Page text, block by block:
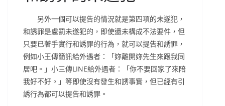
另外一個可以提告的情況就是第四項的未遂犯，
和誘罪是處罰未遂犯的，即使還未構成不法要件，但
只要已著手實行和誘罪的行為，就可以提告和誘罪，
例如小王傳簡訊給外遇者：「妳離開妳先生來跟我同
居吧。」小三傳LINE給外遇者：「你不要回家了來陪
我好不好。」等即使沒有發生和誘事實，但已經有引
誘行為都可以提告和誘罪。